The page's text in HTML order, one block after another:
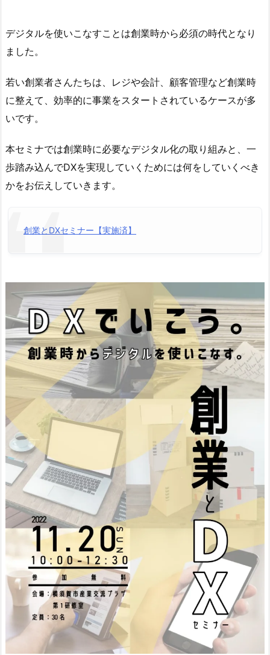
デジタルを使いこなすことは創業時から必須の時代となり
ました。
若い創業者さんたちは、レジや会計、顧客管理など創業時
に整えて、効率的に事業をスタートされているケースが多
いです。
本セミナでは創業時に必要なデジタル化の取り組みと、一
歩踏み込んでDXを実現していくためには何をしていくべき
かをお伝えしていきます。
創業とDXセミナー【実施済】